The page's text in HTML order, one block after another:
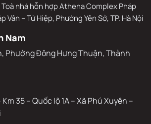
nhà hỗn hợp Athena Complex Pháp
Vân – Tứ Hiệp, Phường Yên Sở, TP. Hà Nội
Nam
Phường Đông Hưng Thuận, Thành
35 – Quốc lộ 1A – Xã Phú Xuyên –